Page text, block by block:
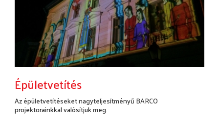
Épületvetítés
Az épületvetítéseket nagyteljesítményű BARCO
projektorainkkal valósítjuk meg.